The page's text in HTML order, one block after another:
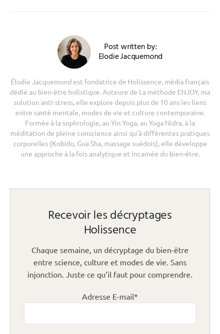
Post written by:
Elodie Jacquemond
Élodie Jacquemond est fondatrice de Holissence, média français
dédié au bien-être holistique. Auteure de La méthode ENJOY, ma
solution anti-stress, elle explore depuis plus de 10 ans les liens
entre santé mentale, modes de vie et culture contemporaine.
Formée à la sophrologie, au Yin Yoga, au Yoga Nidra, à la
méditation de pleine conscience ainsi qu’à différentes pratiques
corporelles (Kobido, Gua Sha, massage suédois), elle développe
une approche à la fois analytique et incarnée du bien-être.
Recevoir les décryptages
Holissence
Chaque semaine, un décryptage du bien-être
entre science, culture et modes de vie. Sans
injonction. Juste ce qu’il faut pour comprendre.
Adresse E-mail*